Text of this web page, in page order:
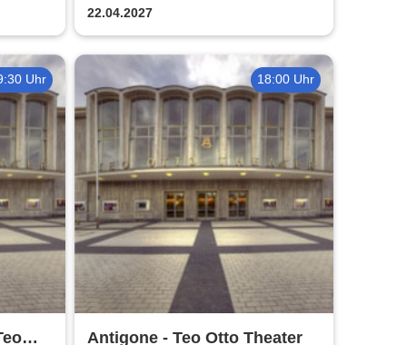
22.04.2027
Uhr 18:00 Uhr
Antigone - Teo Otto Theater